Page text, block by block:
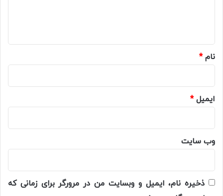
نام*
ایمیل*
وب‌ سایت
ذخیره نام، ایمیل و وبسایت من در مرورگر برای زمانی که